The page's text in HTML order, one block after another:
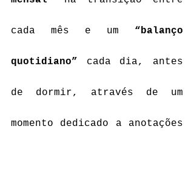
cada mês e um “balanço
quotidiano” cada dia, antes
de dormir, através de um
momento dedicado a anotações